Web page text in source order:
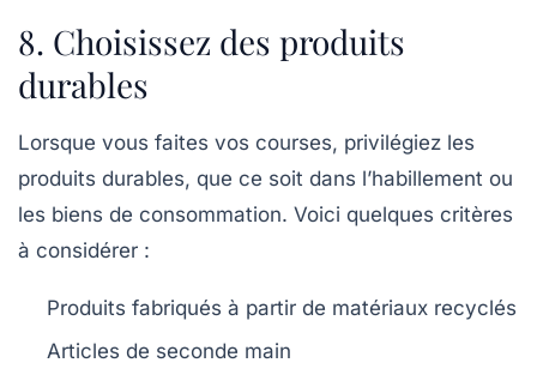
8. Choisissez des produits
durables
Lorsque vous faites vos courses, privilégiez les
produits durables, que ce soit dans l’habillement ou
les biens de consommation. Voici quelques critères
à considérer :
Produits fabriqués à partir de matériaux recyclés
Articles de seconde main